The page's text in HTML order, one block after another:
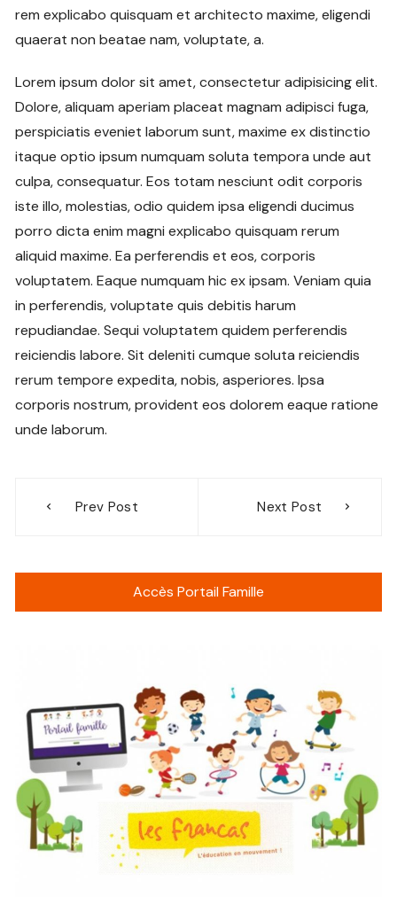
rem explicabo quisquam et architecto maxime, eligendi
quaerat non beatae nam, voluptate, a.
Lorem ipsum dolor sit amet, consectetur adipisicing elit.
Dolore, aliquam aperiam placeat magnam adipisci fuga,
perspiciatis eveniet laborum sunt, maxime ex distinctio
itaque optio ipsum numquam soluta tempora unde aut
culpa, consequatur. Eos totam nesciunt odit corporis
iste illo, molestias, odio quidem ipsa eligendi ducimus
porro dicta enim magni explicabo quisquam rerum
aliquid maxime. Ea perferendis et eos, corporis
voluptatem. Eaque numquam hic ex ipsam. Veniam quia
in perferendis, voluptate quis debitis harum
repudiandae. Sequi voluptatem quidem perferendis
reiciendis labore. Sit deleniti cumque soluta reiciendis
rerum tempore expedita, nobis, asperiores. Ipsa
corporis nostrum, provident eos dolorem eaque ratione
unde laborum.
Prev Post Next Post
Accès Portail Famille